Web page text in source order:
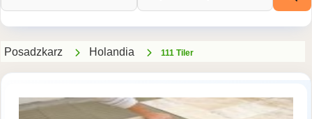
Posadzkarz Holandia 111 Tiler